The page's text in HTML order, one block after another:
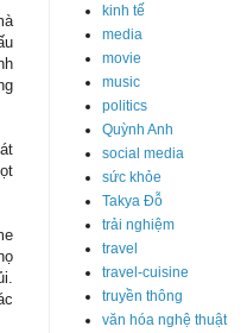
kinh tế
media
movie
music
politics
Quỳnh Anh
social media
sức khỏe
Takya Đỗ
trải nghiệm
travel
travel-cuisine
truyền thông
văn hóa nghệ thuật